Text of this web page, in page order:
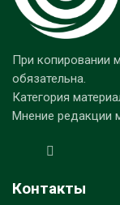
При копировании
обязательна.
Категория
Мнение редакции
Контакты